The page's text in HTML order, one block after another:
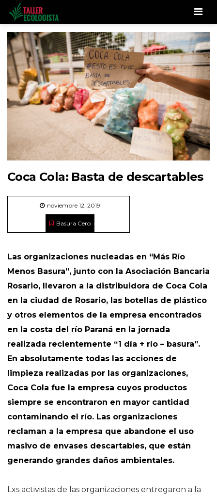
Coca Cola: Basta de descartables
noviembre 12, 2019
Basura Cero
Las organizaciones nucleadas en “Más Río
Menos Basura”, junto con la Asociación Bancaria
Rosario, llevaron a la distribuidora de Coca Cola
en la ciudad de Rosario, las botellas de plástico
y otros elementos de la empresa encontrados
en la costa del río Paraná en la jornada
realizada recientemente “1 día + río – basura”.
En absolutamente todas las acciones de
limpieza realizadas por las organizaciones,
Coca Cola fue la empresa cuyos productos
siempre se encontraron en mayor cantidad
contaminando el río. Las organizaciones
reclaman a la empresa que abandone el uso
masivo de envases descartables, que están
generando grandes daños ambientales.
Lxs activistas de las organizaciones entregaron a la